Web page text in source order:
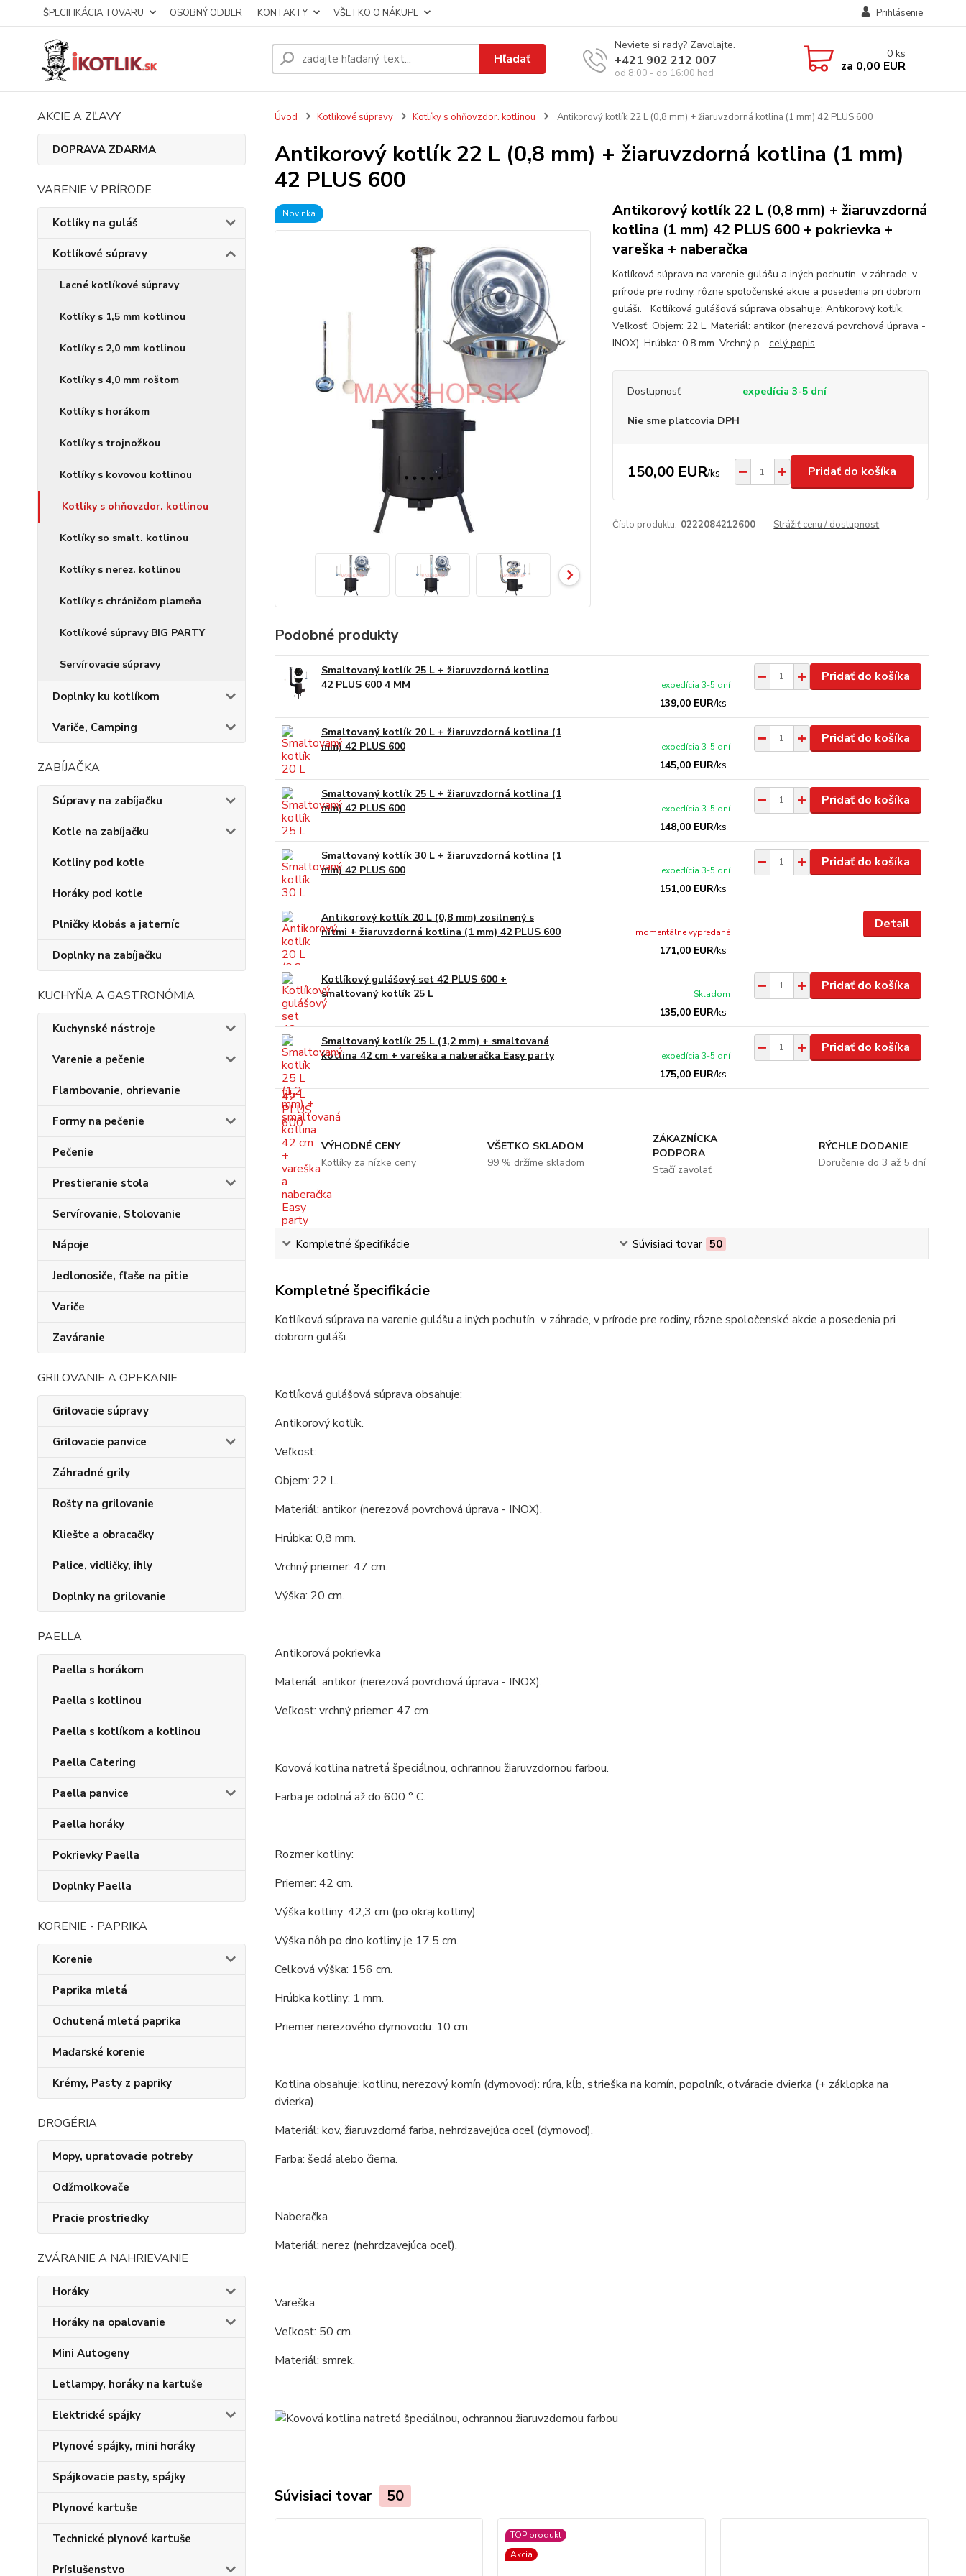
ŠPECIFIKÁCIA TOVARU OSOBNÝ ODBER KONTAKTY VŠETKO O NÁKUPE Prihlásenie
Hľadať
Neviete si rady? Zavolajte.
+421 902 212 007
od 8:00 - do 16:00 hod
0 ks
za 0,00 EUR
AKCIE A ZĽAVY
DOPRAVA ZDARMA
VARENIE V PRÍRODE
Kotlíky na guláš
Kotlíkové súpravy
Lacné kotlíkové súpravy
Kotlíky s 1,5 mm kotlinou
Kotlíky s 2,0 mm kotlinou
Kotlíky s 4,0 mm roštom
Kotlíky s horákom
Kotlíky s trojnožkou
Kotlíky s kovovou kotlinou
Kotlíky s ohňovzdor. kotlinou
Kotlíky so smalt. kotlinou
Kotlíky s nerez. kotlinou
Kotlíky s chráničom plameňa
Kotlíkové súpravy BIG PARTY
Servírovacie súpravy
Doplnky ku kotlíkom
Variče, Camping
ZABÍJAČKA
Súpravy na zabíjačku
Kotle na zabíjačku
Kotliny pod kotle
Horáky pod kotle
Plničky klobás a jaterníc
Doplnky na zabíjačku
KUCHYŇA A GASTRONÓMIA
Kuchynské nástroje
Varenie a pečenie
Flambovanie, ohrievanie
Formy na pečenie
Pečenie
Prestieranie stola
Servírovanie, Stolovanie
Nápoje
Jedlonosiče, fľaše na pitie
Variče
Zaváranie
GRILOVANIE A OPEKANIE
Grilovacie súpravy
Grilovacie panvice
Záhradné grily
Rošty na grilovanie
Kliešte a obracačky
Palice, vidličky, ihly
Doplnky na grilovanie
PAELLA
Paella s horákom
Paella s kotlinou
Paella s kotlíkom a kotlinou
Paella Catering
Paella panvice
Paella horáky
Pokrievky Paella
Doplnky Paella
KORENIE - PAPRIKA
Korenie
Paprika mletá
Ochutená mletá paprika
Maďarské korenie
Krémy, Pasty z papriky
DROGÉRIA
Mopy, upratovacie potreby
Odžmolkovače
Pracie prostriedky
ZVÁRANIE A NAHRIEVANIE
Horáky
Horáky na opalovanie
Mini Autogeny
Letlampy, horáky na kartuše
Elektrické spájky
Plynové spájky, mini horáky
Spájkovacie pasty, spájky
Plynové kartuše
Technické plynové kartuše
Príslušenstvo
Úvod Kotlíkové súpravy Kotlíky s ohňovzdor. kotlinou Antikorový kotlík 22 L (0,8 mm) + žiaruvzdorná kotlina (1 mm) 42 PLUS 600
Antikorový kotlík 22 L (0,8 mm) + žiaruvzdorná kotlina (1 mm)
42 PLUS 600
Novinka
Antikorový kotlík 22 L (0,8 mm) + žiaruvzdorná
kotlina (1 mm) 42 PLUS 600 + pokrievka +
vareška + naberačka
Kotlíková súprava na varenie gulášu a iných pochutín v záhrade, v
prírode pre rodiny, rôzne spoločenské akcie a posedenia pri dobrom
guláši. Kotlíková gulášová súprava obsahuje: Antikorový kotlík.
Veľkosť: Objem: 22 L. Materiál: antikor (nerezová povrchová úprava -
INOX). Hrúbka: 0,8 mm. Vrchný p... celý popis
Dostupnosť expedícia 3-5 dní
Nie sme platcovia DPH
150,00 EUR/ks Pridať do košíka
Číslo produktu: 0222084212600 Strážiť cenu / dostupnosť
Podobné produkty
Smaltovaný kotlík 25 L + žiaruvzdorná kotlina
42 PLUS 600 4 MM
139,00 EUR/ks
expedícia 3-5 dní
Pridať do košíka
Smaltovaný kotlík 20 L + žiaruvzdorná kotlina (1
mm) 42 PLUS 600
145,00 EUR/ks
expedícia 3-5 dní
Pridať do košíka
Smaltovaný kotlík 25 L + žiaruvzdorná kotlina (1
mm) 42 PLUS 600
148,00 EUR/ks
expedícia 3-5 dní
Pridať do košíka
Smaltovaný kotlík 30 L + žiaruvzdorná kotlina (1
mm) 42 PLUS 600
151,00 EUR/ks
expedícia 3-5 dní
Pridať do košíka
Antikorový kotlík 20 L (0,8 mm) zosilnený s
nitmi + žiaruvzdorná kotlina (1 mm) 42 PLUS 600
171,00 EUR/ks
momentálne vypredané
Detail
Kotlíkový gulášový set 42 PLUS 600 +
smaltovaný kotlík 25 L
135,00 EUR/ks
Skladom
Pridať do košíka
Smaltovaný kotlík 25 L (1,2 mm) + smaltovaná
kotlina 42 cm + vareška a naberačka Easy party
175,00 EUR/ks
expedícia 3-5 dní
Pridať do košíka
VÝHODNÉ CENY
Kotlíky za nízke ceny
VŠETKO SKLADOM
99 % držíme skladom
ZÁKAZNÍCKA
PODPORA
Stačí zavolať
RÝCHLE DODANIE
Doručenie do 3 až 5 dní
Kompletné špecifikácie Súvisiaci tovar 50
Kompletné špecifikácie
Kotlíková súprava na varenie gulášu a iných pochutín v záhrade, v prírode pre rodiny, rôzne spoločenské akcie a posedenia pri
dobrom guláši.
Kotlíková gulášová súprava obsahuje:
Antikorový kotlík.
Veľkosť:
Objem: 22 L.
Materiál: antikor (nerezová povrchová úprava - INOX).
Hrúbka: 0,8 mm.
Vrchný priemer: 47 cm.
Výška: 20 cm.
Antikorová pokrievka
Materiál: antikor (nerezová povrchová úprava - INOX).
Veľkosť: vrchný priemer: 47 cm.
Kovová kotlina natretá špeciálnou, ochrannou žiaruvzdornou farbou.
Farba je odolná až do 600 ° C.
Rozmer kotliny:
Priemer: 42 cm.
Výška kotliny: 42,3 cm (po okraj kotliny).
Výška nôh po dno kotliny je 17,5 cm.
Celková výška: 156 cm.
Hrúbka kotliny: 1 mm.
Priemer nerezového dymovodu: 10 cm.
Kotlina obsahuje: kotlinu, nerezový komín (dymovod): rúra, kĺb, strieška na komín, popolník, otváracie dvierka (+ záklopka na
dvierka).
Materiál: kov, žiaruvzdorná farba, nehrdzavejúca oceľ (dymovod).
Farba: šedá alebo čierna.
Naberačka
Materiál: nerez (nehrdzavejúca oceľ).
Vareška
Veľkosť: 50 cm.
Materiál: smrek.
Súvisiaci tovar 50
TOP produkt
Akcia